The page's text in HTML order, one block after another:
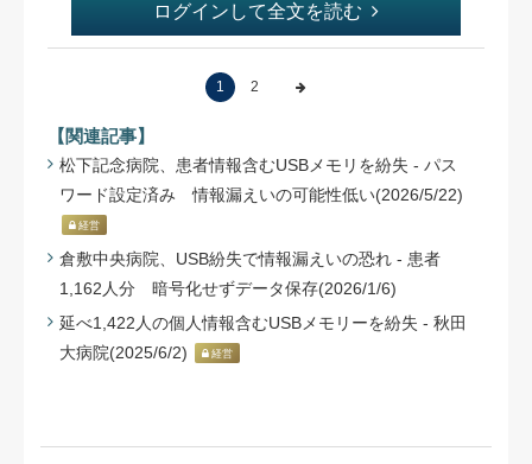
ログインして全文を読む
1 2
【関連記事】
松下記念病院、患者情報含むUSBメモリを紛失 - パス
ワード設定済み 情報漏えいの可能性低い(2026/5/22)
経営
倉敷中央病院、USB紛失で情報漏えいの恐れ - 患者
1,162人分 暗号化せずデータ保存(2026/1/6)
延べ1,422人の個人情報含むUSBメモリーを紛失 - 秋田
大病院(2025/6/2)
経営